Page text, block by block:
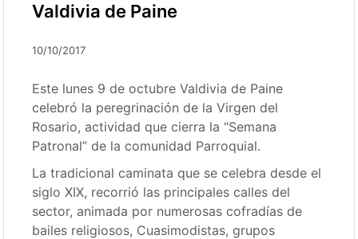
Valdivia de Paine
10/10/2017
Este lunes 9 de octubre Valdivia de Paine
celebró la peregrinación de la Virgen del
Rosario, actividad que cierra la “Semana
Patronal” de la comunidad Parroquial.
La tradicional caminata que se celebra desde el
siglo XIX, recorrió las principales calles del
sector, animada por numerosas cofradías de
bailes religiosos, Cuasimodistas, grupos